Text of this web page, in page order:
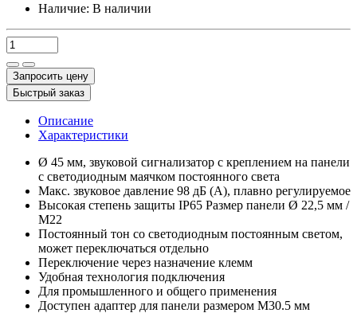
Наличие: В наличии
Запросить цену
Быстрый заказ
Описание
Характеристики
Ø 45 мм, звуковой сигнализатор с креплением на панели
с светодиодным маячком постоянного света
Макс. звуковое давление 98 дБ (A), плавно регулируемое
Высокая степень защиты IP65 Размер панели Ø 22,5 мм /
M22
Постоянный тон со светодиодным постоянным светом,
может переключаться отдельно
Переключение через назначение клемм
Удобная технология подключения
Для промышленного и общего применения
Доступен адаптер для панели размером M30.5 мм